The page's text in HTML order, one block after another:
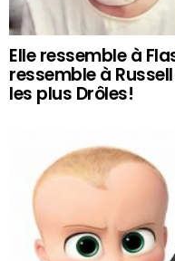
Elle ressemble à
ressemble à
les plus Drôles!